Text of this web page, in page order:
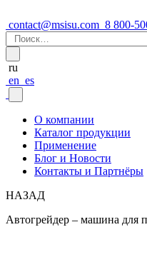
contact@msisu.com 8 800-
Найти:
ru
en es
О компании
Каталог продукции
Применение
Блог и Новости
Контакты и Партнёры
НАЗАД
Автогрейдер – машина для